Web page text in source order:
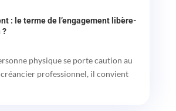
: le terme de l’engagement libère-
?
physique se porte caution au
créancier professionnel, il convient